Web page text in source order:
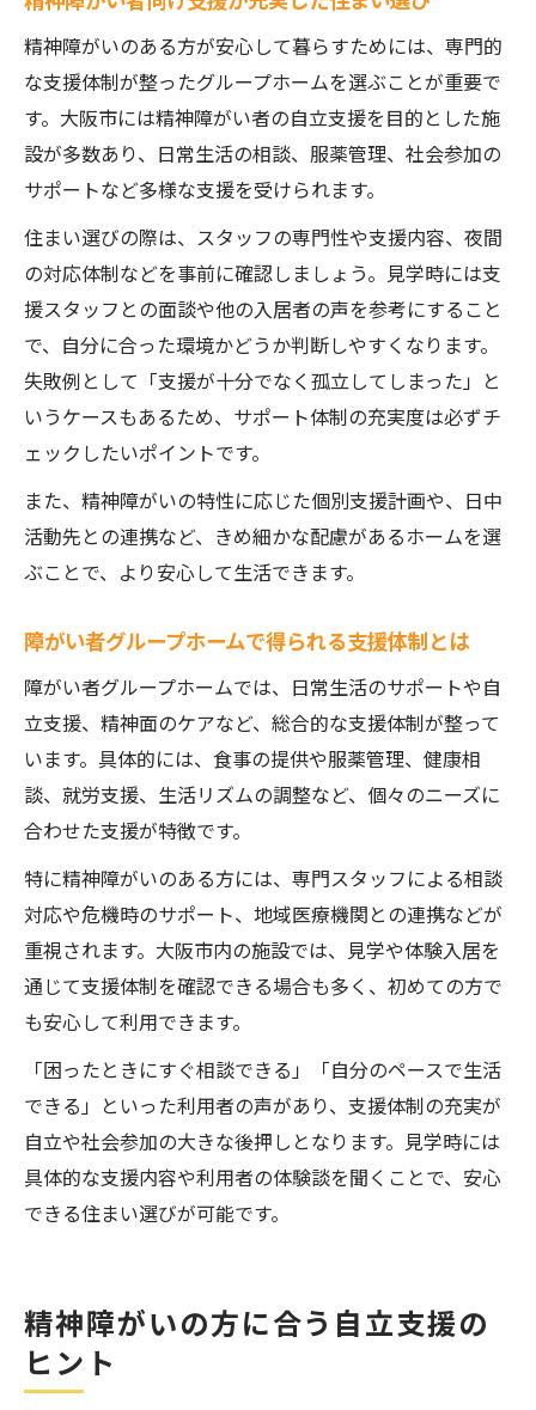
精神障がいのある方が安心して暮らすためには、専門的
な支援体制が整ったグループホームを選ぶことが重要で
す。大阪市には精神障がい者の自立支援を目的とした施
設が多数あり、日常生活の相談、服薬管理、社会参加の
サポートなど多様な支援を受けられます。
住まい選びの際は、スタッフの専門性や支援内容、夜間
の対応体制などを事前に確認しましょう。見学時には支
援スタッフとの面談や他の入居者の声を参考にすること
で、自分に合った環境かどうか判断しやすくなります。
失敗例として「支援が十分でなく孤立してしまった」と
いうケースもあるため、サポート体制の充実度は必ずチ
ェックしたいポイントです。
また、精神障がいの特性に応じた個別支援計画や、日中
活動先との連携など、きめ細かな配慮があるホームを選
ぶことで、より安心して生活できます。
障がい者グループホームで得られる支援体制とは
障がい者グループホームでは、日常生活のサポートや自
立支援、精神面のケアなど、総合的な支援体制が整って
います。具体的には、食事の提供や服薬管理、健康相
談、就労支援、生活リズムの調整など、個々のニーズに
合わせた支援が特徴です。
特に精神障がいのある方には、専門スタッフによる相談
対応や危機時のサポート、地域医療機関との連携などが
重視されます。大阪市内の施設では、見学や体験入居を
通じて支援体制を確認できる場合も多く、初めての方で
も安心して利用できます。
「困ったときにすぐ相談できる」「自分のペースで生活
できる」といった利用者の声があり、支援体制の充実が
自立や社会参加の大きな後押しとなります。見学時には
具体的な支援内容や利用者の体験談を聞くことで、安心
できる住まい選びが可能です。
精神障がいの方に合う自立支援の
ヒント